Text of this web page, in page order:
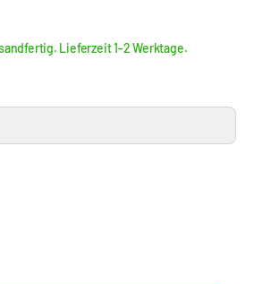
Lieferzeit 1-2 Werktage.